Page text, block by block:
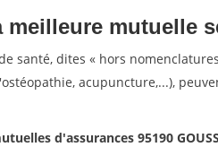
meilleure mutuelle
santé, dites « hors
acupuncture,...),
d'assurances 95190